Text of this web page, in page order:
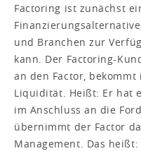
Factoring ist zunächst
und Branchen zur
kann. Der Factoring-
an den Factor,
Liquidität. Heißt: Er hat
im Anschluss an die
übernimmt der Factor
Management. Das